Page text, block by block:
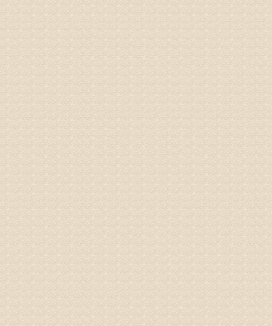
病情描
专家回
疗，具
病情描
专家回
较严重
院详细
姓名
病情描
专家回
你好，
的。通
姓名：
病情描
痛，其